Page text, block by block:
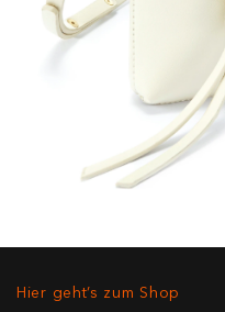
Hier geht’s zum Shop